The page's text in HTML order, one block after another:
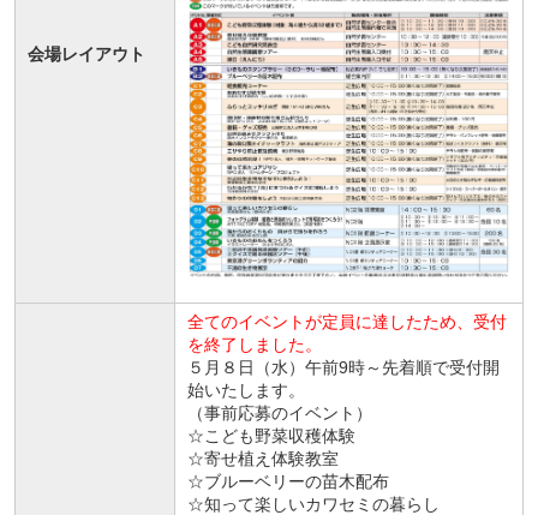
会場レイアウト
全てのイベントが定員に達したため、受付
を終了しました。
５月８日（水）午前9時～先着順で受付開
始いたします。
（事前応募のイベント）
☆こども野菜収穫体験
☆寄せ植え体験教室
☆ブルーベリーの苗木配布
☆知って楽しいカワセミの暮らし